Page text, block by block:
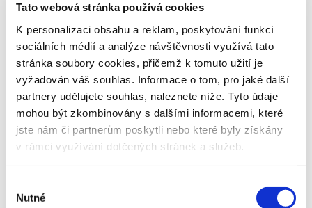
Tato webová stránka používá cookies
K personalizaci obsahu a reklam, poskytování funkcí
sociálních médií a analýze návštěvnosti využívá tato
stránka soubory cookies, přičemž k tomuto užití je
vyžadován váš souhlas. Informace o tom, pro jaké další
partnery udělujete souhlas, naleznete níže. Tyto údaje
mohou být zkombinovány s dalšími informacemi, které
jste nám či partnerům poskytli nebo které byly získány
v rámci využívání dotčených stránek a služeb.
souhlasu
Nutné
Autor
Jáchym Čadil
Jako pravý SEO expert Jáchym ví, že v
tomto dynamickém oboru je úspěšný jen
ten, kdo se neustále sám vzdělává, a
proto aktivně čerpá nové informace o
vývoji vyhledávacích algoritmů, aby
mohl nejnovější poznatky úspěšně